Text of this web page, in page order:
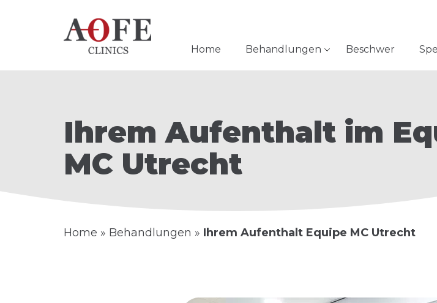
Home Behandlungen Beschwer
Ihrem Aufenthalt im
MC Utrecht
Home » Behandlungen » Ihrem Aufenthalt Equipe MC Utrecht